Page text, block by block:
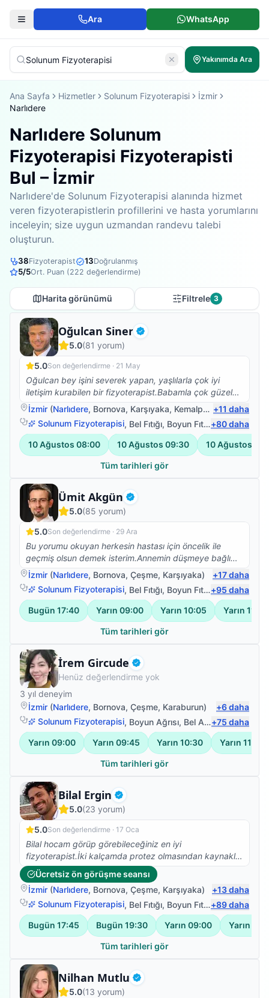
Ara WhatsApp
Yakınımda Ara
Ana Sayfa Hizmetler Solunum Fizyoterapisi
İzmir
Narlıdere
Narlıdere Solunum
Fizyoterapisi Fizyoterapisti
Bul – İzmir
Narlıdere'de Solunum Fizyoterapisi alanında hizmet
veren fizyoterapistlerin profillerini ve hasta yorumlarını
inceleyin; size uygun uzmandan randevu talebi
oluşturun.
38Fizyoterapist 13Doğrulanmış
5/5Ort. Puan (222 değerlendirme)
Harita görünümü Filtrele 3
Oğulcan Siner Doğrulanmış
Fizyoterapist
5.0(81 yorum)
5.0Son değerlendirme · 21 May
Oğulcan bey işini severek yapan, yaşlılarla çok iyi
iletişim kurabilen bir fizyoterapist.Babamla çok güzel
ilgilendi.Kendisine çok teşekkür ederim.☺️
İzmir (Narlıdere, Bornova, Karşıyaka, Kemalpaşa )
+11 daha
Solunum Fizyoterapisi, Bel Fıtığı, Boyun Fıtığı ,Omuz Bağ
+80daha
10 Ağustos 08:00 10 Ağustos 09:30 10 Ağustos
Tüm tarihleri gör
Ümit Akgün Doğrulanmış
Fizyoterapist
5.0(85 yorum)
5.0Son değerlendirme · 29 Ara
Bu yorumu okuyan herkesin hastası için öncelik ile
geçmiş olsun demek isterim.Annemin düşmeye bağlı
beyin kanaması sonrası vücudunun sol tarafına
felç.oldu bu süreçte Ümit bey ile yolumuz buluştu ve
annem yaşına farklı kronik rahatsızlığına rağmen
yürüdü ve vücudunu kullabanilir hale geldi.Bunun için
teşekkür edemem yetmez,sanırım hastası olan 10
kişiye sorsak 50 si kendisi için içinden gelen yüm
yaşanmıyor tüm aile fertlerimiz bu süreçten
etkileniyor.İşte Ümit bey bunu başarıyor bizim ile
birlikte olmayı aileden biri olmayı ,o zamanda meslek
bilgisi ve insani değerleri ile başarılı oluyor.Kendisi
gerek nezaketi gerek iş tutuşu gerek değerleri ile
saygımızı sevgimizi kazandı.TEŞEKKÜRLER Ümit bey
tüm değerleriniz için emeğinize,yüreğinize sağlık.
İzmir (Narlıdere, Bornova, Çeşme, Karşıyaka) +17daha
Solunum Fizyoterapisi, Bel Fıtığı, Boyun Fıtığı ,Omuz Bağ
+95 daha
Bugün 17:40 Yarın 09:00 Yarın 10:05 Yarın 11:10
Tüm tarihleri gör
İrem Gircude Doğrulanmış
Fizyoterapist
Henüz değerlendirme yok
3 yıl deneyim
İzmir (Narlıdere, Bornova, Çeşme, Karaburun) +6daha
Solunum Fizyoterapisi, Boyun Ağrısı, Bel Ağrısı ,Manuel
+75 daha
Yarın 09:00 Yarın 09:45 Yarın 10:30 Yarın 11:15
Tüm tarihleri gör
Bilal Ergin Doğrulanmış
Fizyoterapist
5.0(23 yorum)
5.0Son değerlendirme · 17 Oca
Bilal hocam görüp görebileceğiniz en iyi
fizyoterapist.İki kalçamda protez olmasından kaynaklı
Skolyoz başlangıcı teşhisi kondu. Ağrılarımın artması
nedeniyle fizyoterapist arayışına girdim ve Bilal
Hocamla çalışmaya başladık. Abartmıyorum iki
seanstan sonra belimdeki ağrılar yok oldu.Dik durmaya
başladım. Ve yürüyüşüm düzeldi.Kendisinin bilgisi
güleryüzü ve modum düştüğünde pozitif yaklaşımıyla
harika bir iş başardı. Kendimi çok iyi
hissediyorum.Fizyoterapim devam ediyor.Emeklerinize
sağlık.
Ücretsiz ön görüşme seansı
İzmir (Narlıdere, Bornova, Çeşme, Karşıyaka) +13daha
Solunum Fizyoterapisi, Bel Fıtığı, Boyun Fıtığı ,Omuz Bağ
+89daha
Bugün 17:45 Bugün 19:30 Yarın 09:00 Yarın
Tüm tarihleri gör
Nilhan Mutlu Doğrulanmış
Fizyoterapist
5.0(13 yorum)